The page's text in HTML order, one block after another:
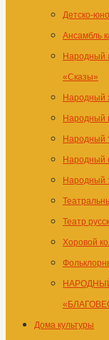
Детско-
Ансамбль
Народный
«Сказы»
Народный
Народный
Народный
Народный
Народный
Театр
Хоровой
Дома культуры